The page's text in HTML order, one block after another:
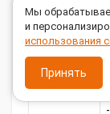
Мы
и
использования
Принять